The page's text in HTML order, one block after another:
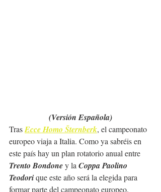
(Versión Española)
Tras Ecce Homo Šternberk, el campeonato
europeo viaja a Italia. Como ya sabréis en
este país hay un plan rotatorio anual entre
Trento Bondone y la Coppa Paolino
Teodori que este año será la elegida para
formar parte del campeonato europeo.